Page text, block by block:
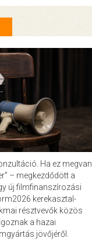
Ha ez megvan,
– megkezdődött a
új filmfinanszírozási
kerekasztal-
résztvevők közös
a hazai
jövőjéről.